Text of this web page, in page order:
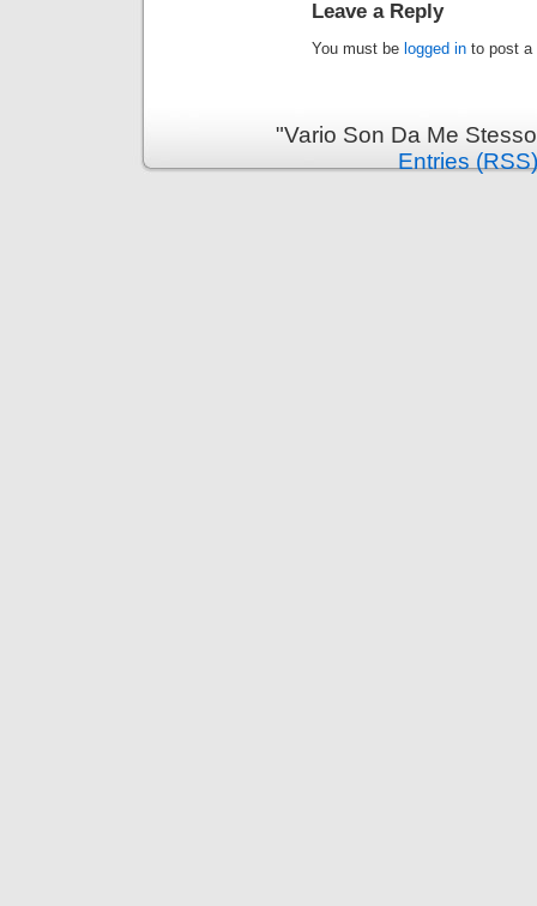
Leave a Reply
You must be logged in to post a
"Vario Son Da Me
Entries (RSS)